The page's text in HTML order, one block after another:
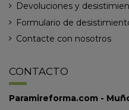
Devoluciones y
Formulario de
Contacte con nosotros
CONTACTO
Paramireforma.com -